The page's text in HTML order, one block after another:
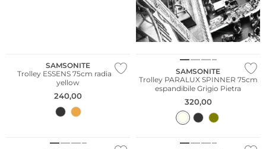
SAMSONITE
Trolley ESSENS 75cm radiant
yellow
240,00
SAMSONITE
Trolley PARALUX SPINNER 75cm
espandibile Grigio Pietra
320,00